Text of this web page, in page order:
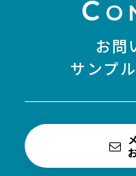
C
お問
サンプ